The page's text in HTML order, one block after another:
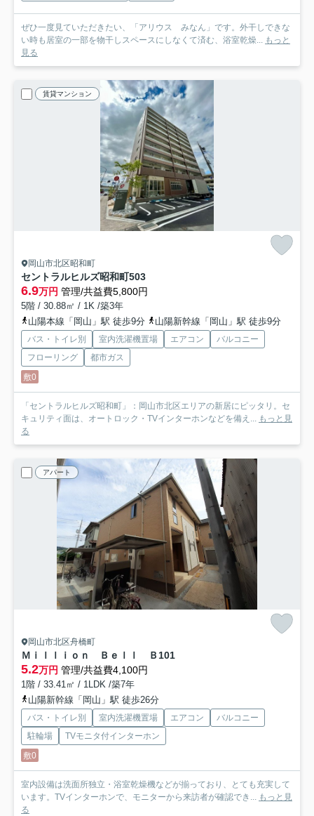
ぜひ一度見ていただきたい、「アリウス みなん」です。外干しできな
い時も居室の一部を物干しスペースにしなくて済む、浴室乾燥... もっと
見る
賃貸マンション
岡山市北区昭和町
セントラルヒルズ昭和町503
6.9万円 管理/共益費5,800円
5階 / 30.88㎡ / 1K /築3年
山陽本線「岡山」駅 徒歩9分
山陽新幹線「岡山」駅 徒歩9分
バス・トイレ別 室内洗濯機置場 エアコン
バルコニー
フローリング
都市ガス
敷0
「セントラルヒルズ昭和町」：岡山市北区エリアの新居にピッタリ。セ
キュリティ面は、オートロック・TVインターホンなどを備え... もっと見
る
アパート
岡山市北区舟橋町
Ｍｉｌｌｉｏｎ Ｂｅｌｌ Ｂ101
5.2万円 管理/共益費4,100円
1階 / 33.41㎡ / 1LDK /築7年
山陽新幹線「岡山」駅 徒歩26分
バス・トイレ別 室内洗濯機置場 エアコン
バルコニー
駐輪場
TVモニタ付インターホン
敷0
室内設備は洗面所独立・浴室乾燥機などが揃っており、とても充実して
います。TVインターホンで、モニターから来訪者が確認でき... もっと見
る